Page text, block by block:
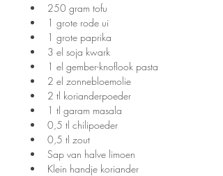
250 gram tofu
1 grote rode ui
1 grote paprika
3 el soja kwark
1 el gember-knoflook pasta
2 el zonnebloemolie
2 tl korianderpoeder
1 tl garam masala
0,5 tl chilipoeder
0,5 tl zout
Sap van halve limoen
Klein handje koriander